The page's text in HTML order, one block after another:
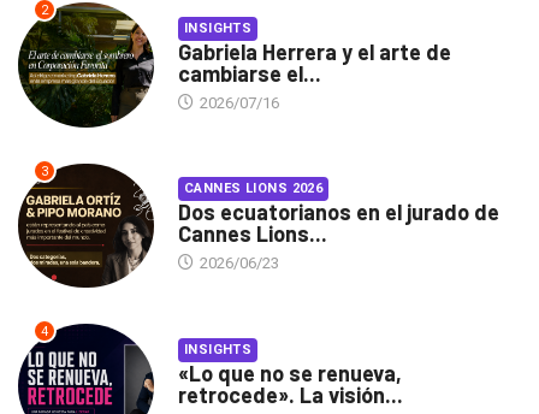
2
INSIGHTS
Gabriela Herrera y el arte de
cambiarse el...
2026/07/16
3
CANNES LIONS 2026
Dos ecuatorianos en el jurado de
Cannes Lions...
2026/06/23
4
INSIGHTS
«Lo que no se renueva,
retrocede». La visión...